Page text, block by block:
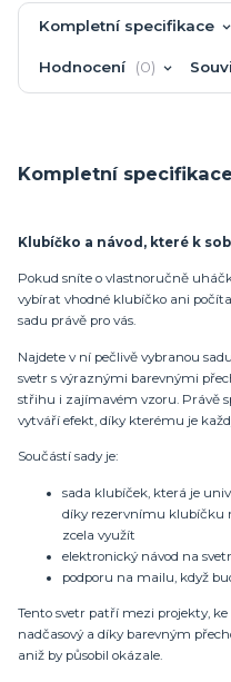
Kompletní specifikace
Hodnocení 0
Kompletní specifikace
Klubíčko a návod, které k
Pokud sníte o vlastnoručně
vybírat vhodné klubíčko ani
sadu právě pro vás.
Najdete v ní pečlivě vybranou
svetr s výraznými barevnými
střihu i zajímavém vzoru. Právě
vytváří efekt, díky kterému je
Součástí sady je:
sada klubíček, která je
díky rezervnímu klubíčku
zcela využít
elektronický návod na svetr
podporu na mailu, když
Tento svetr patří mezi projekty,
nadčasový a díky barevným
aniž by působil okázale.